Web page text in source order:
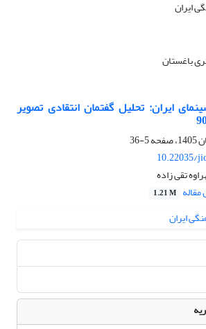
باغستان
ایران: تحلیل گفتمان انتقادی تصویر
5-36
10.22035/
تقی زاده
1.21 M